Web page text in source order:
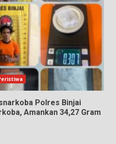
Polres Binjai
Amankan 34,27 Gram